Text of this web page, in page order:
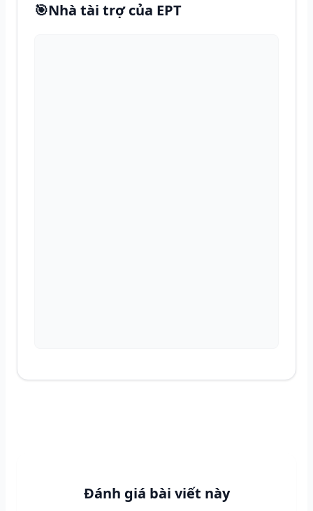
🎯Nhà tài trợ của EPT
Đánh giá bài viết này